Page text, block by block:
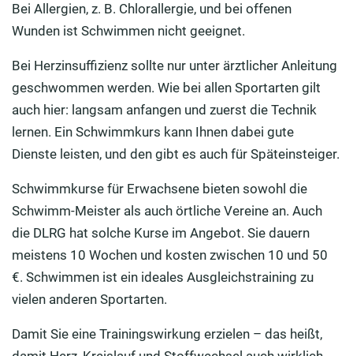
Bei Allergien, z. B. Chlorallergie, und bei offenen
Wunden ist Schwimmen nicht geeignet.
Bei Herzinsuffizienz sollte nur unter ärztlicher Anleitung
geschwommen werden. Wie bei allen Sportarten gilt
auch hier: langsam anfangen und zuerst die Technik
lernen. Ein Schwimmkurs kann Ihnen dabei gute
Dienste leisten, und den gibt es auch für Späteinsteiger.
Schwimmkurse für Erwachsene bieten sowohl die
Schwimm-Meister als auch örtliche Vereine an. Auch
die DLRG hat solche Kurse im Angebot. Sie dauern
meistens 10 Wochen und kosten zwischen 10 und 50
€. Schwimmen ist ein ideales Ausgleichstraining zu
vielen anderen Sportarten.
Damit Sie eine Trainingswirkung erzielen – das heißt,